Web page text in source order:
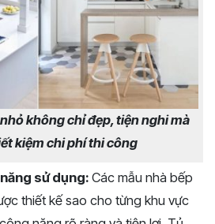
không chỉ đẹp, tiện nghi mà
kiệm chi phí thi công
sử dụng:Các mẫu nhà bếp
thiết kế sao cho từng khu vực